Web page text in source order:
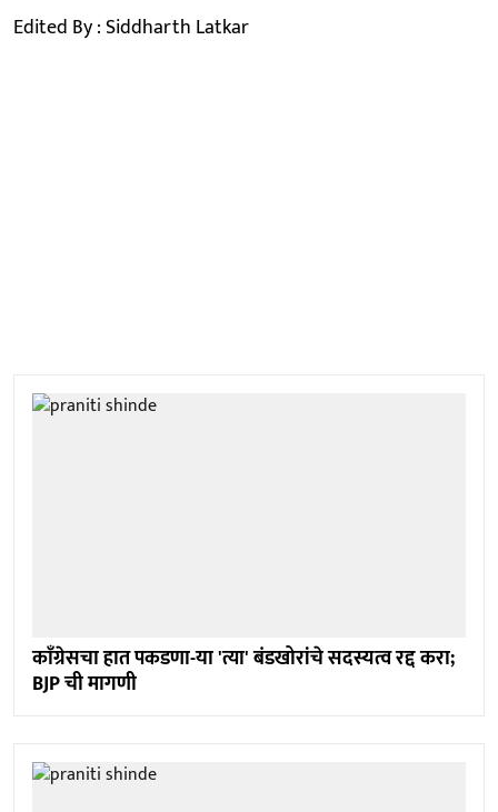
Edited By : Siddharth Latkar
काॅंग्रेसचा हात पकडणा-या 'त्या' बंडखोरांचे सदस्यत्व रद्द करा;
BJP ची मागणी